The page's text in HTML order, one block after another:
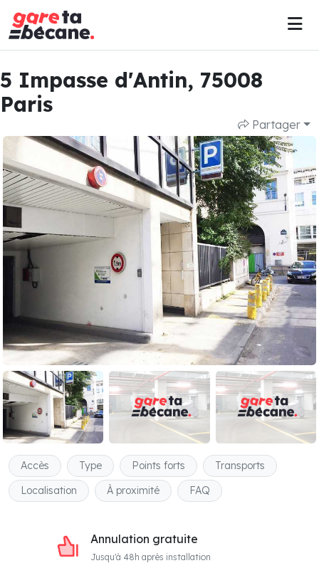
5 Impasse d'Antin, 75008
Paris
Partager
Accès Type Points forts
Transports
Localisation
À proximité FAQ
Annulation gratuite
Jusqu'à 48h après installation